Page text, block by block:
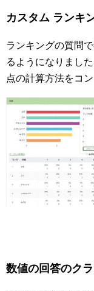
カスタム ランキ
ランキングの質問
るようになりまし
点の計算方法をコ
数値の回答のク